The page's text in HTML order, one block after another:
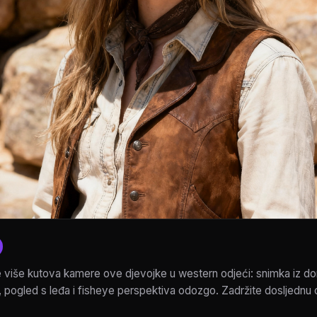
više kutova kamere ove djevojke u western odjeći: snimka iz
pogled s leđa i fisheye perspektiva odozgo. Zadržite dosljednu